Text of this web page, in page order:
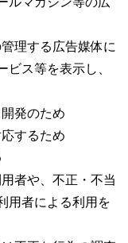
理する広告媒体に
ス等を表示し、
発のため
するため
者や、不正・不当
用者による利用を